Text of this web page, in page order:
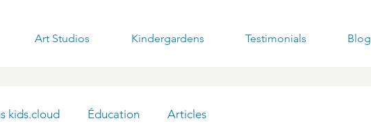
Art Studios Kindergardens Testimonials Blog
kids.cloud Éducation Articles